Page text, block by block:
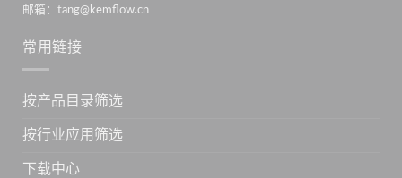
邮箱：tang@kemflow.cn
常用链接
按产品目录筛选
按行业应用筛选
下载中心